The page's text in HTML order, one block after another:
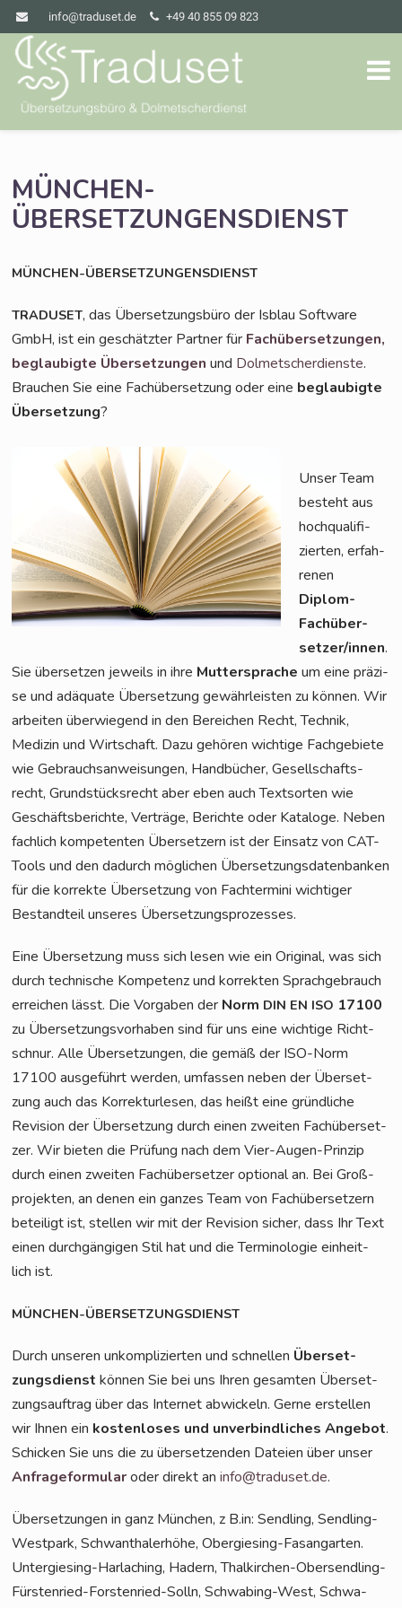
info@traduset.de +49 40 855 09 823
MÜNCHEN-
ÜBERSETZUNGENSDIENST
MÜNCHEN-ÜBERSETZUNGENSDIENST
TRADUSET, das Über­set­zungs­bü­ro der Isblau Soft­ware
GmbH, ist ein geschätz­ter Part­ner für Fach­über­set­zun­gen,
beglau­big­te Über­set­zun­gen und Dol­met­scher­diens­te.
Brau­chen Sie eine Fach­über­set­zung oder eine beglau­big­te
Über­set­zung?
Unser Team
besteht aus
hoch­qua­li­fi­
zier­ten, erfah­
re­nen
Diplom-
Fach­über­
set­zer/in­nen.
Sie über­set­zen jeweils in ihre Mut­ter­spra­che um eine prä­zi­
se und adäqua­te Über­set­zung gewähr­leis­ten zu kön­nen. Wir
arbei­ten über­wie­gend in den Berei­chen Recht, Tech­nik,
Medi­zin und Wirt­schaft. Dazu gehö­ren wich­ti­ge Fach­ge­bie­te
wie Gebrauchs­an­wei­sun­gen, Hand­bü­cher, Gesell­schafts­
recht, Grund­stücks­recht aber eben auch Text­sor­ten wie
Geschäfts­be­rich­te, Ver­trä­ge, Berich­te oder Kata­lo­ge. Neben
fach­lich kom­pe­ten­ten Über­set­zern ist der Ein­satz von CAT-
Tools und den dadurch mög­li­chen Über­set­zungs­da­ten­ban­ken
für die kor­rek­te Über­set­zung von Fach­ter­mi­ni wich­ti­ger
Bestand­teil unse­res Übersetzungsprozesses.
Eine Über­set­zung muss sich lesen wie ein Ori­gi­nal, was sich
durch tech­ni­sche Kom­pe­tenz und kor­rek­ten Sprach­ge­brauch
errei­chen lässt. Die Vor­ga­ben der Norm DIN EN ISO 17100
zu Über­set­zungs­vor­ha­ben sind für uns eine wich­ti­ge Richt­
schnur. Alle Über­set­zun­gen, die gemäß der ISO-Norm
17100 aus­ge­führt wer­den, umfas­sen neben der Über­set­
zung auch das Kor­rek­tur­le­sen, das heißt eine gründ­li­che
Revi­si­on der Über­set­zung durch einen zwei­ten Fach­über­set­
zer. Wir bie­ten die Prü­fung nach dem Vier-Augen-Prin­zip
durch einen zwei­ten Fach­über­set­zer optio­nal an. Bei Groß­
pro­jek­ten, an denen ein gan­zes Team von Fach­über­set­zern
betei­ligt ist, stel­len wir mit der Revi­si­on sicher, dass Ihr Text
einen durch­gän­gi­gen Stil hat und die Ter­mi­no­lo­gie ein­heit­
lich ist.
MÜNCHEN-ÜBERSETZUNGSDIENST
Durch unse­ren unkom­pli­zier­ten und schnel­len Über­set­
zungs­dienst kön­nen Sie bei uns Ihren gesam­ten Über­set­
zungs­auf­trag über das Inter­net abwi­ckeln. Ger­ne erstel­len
wir Ihnen ein kos­ten­lo­ses und unver­bind­li­ches Ange­bot.
Schi­cken Sie uns die zu über­set­zen­den Datei­en über unser
Anfra­ge­for­mu­laroder direkt aninfo@traduset.de.
Über­set­zun­gen in ganz Mün­chen, z B.in: Send­ling, Send­ling-
West­park, Schwan­tha­lerhö­he, Obergiesing-Fasangarten.
Unter­gie­sing-Har­laching, Hadern, Thal­kir­chen-Ober­send­ling-
Fürs­ten­ried-Fors­ten­ried-Solln, Schwa­bing-West, Schwa­